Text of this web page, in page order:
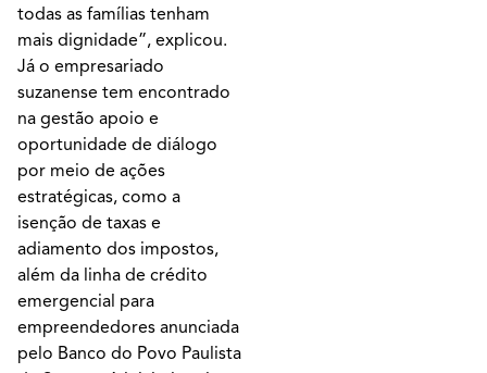
todas as famílias tenham
mais dignidade”, explicou.
Já o empresariado
suzanense tem encontrado
na gestão apoio e
oportunidade de diálogo
por meio de ações
estratégicas, como a
isenção de taxas e
adiamento dos impostos,
além da linha de crédito
emergencial para
empreendedores anunciada
pelo Banco do Povo Paulista